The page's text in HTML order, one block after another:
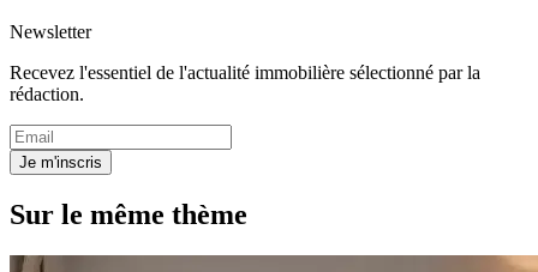
Newsletter
Recevez l'essentiel de l'actualité immobilière sélectionné par la
rédaction.
Je m'inscris
Sur le même thème